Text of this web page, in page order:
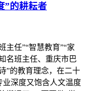
”的耕耘者
主任”“智慧教育”“家
名班主任、重庆市巴
”的教育理念，在二十
深度又饱含人文温度